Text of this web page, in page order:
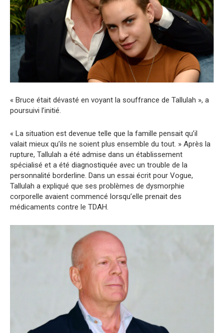
« Bruce était dévasté en voyant la souffrance de Tallulah », a
poursuivi l’initié.
« La situation est devenue telle que la famille pensait qu’il
valait mieux qu’ils ne soient plus ensemble du tout. » Après la
rupture, Tallulah a été admise dans un établissement
spécialisé et a été diagnostiquée avec un trouble de la
personnalité borderline. Dans un essai écrit pour Vogue,
Tallulah a expliqué que ses problèmes de dysmorphie
corporelle avaient commencé lorsqu’elle prenait des
médicaments contre le TDAH.